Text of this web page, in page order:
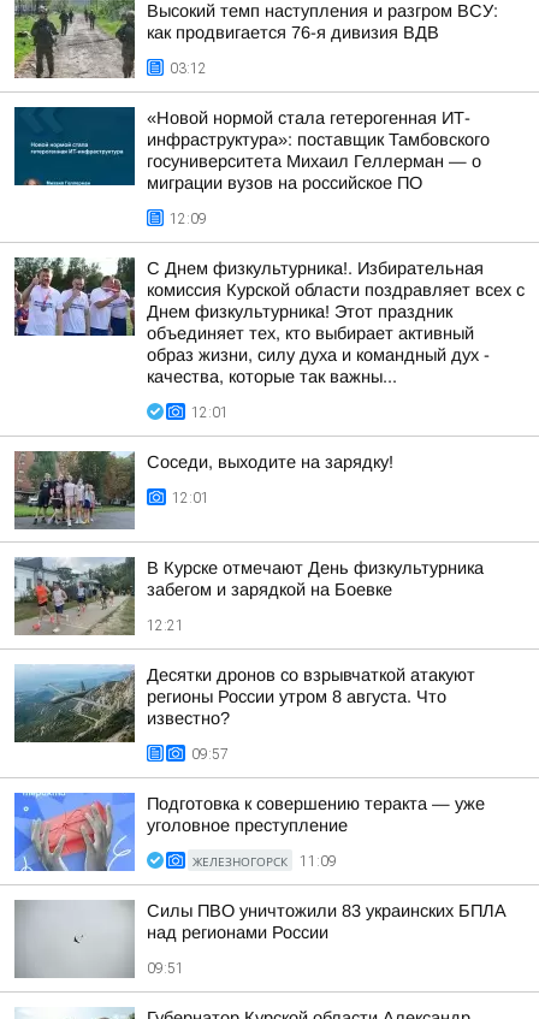
Высокий темп наступления и разгром ВСУ:
как продвигается 76-я дивизия ВДВ
03:12
«Новой нормой стала гетерогенная ИТ-
инфраструктура»: поставщик Тамбовского
госуниверситета Михаил Геллерман — о
миграции вузов на российское ПО
12:09
С Днем физкультурника!. Избирательная
комиссия Курской области поздравляет всех с
Днем физкультурника! Этот праздник
объединяет тех, кто выбирает активный
образ жизни, силу духа и командный дух -
качества, которые так важны...
12:01
Соседи, выходите на зарядку!
12:01
В Курске отмечают День физкультурника
забегом и зарядкой на Боевке
12:21
Десятки дронов со взрывчаткой атакуют
регионы России утром 8 августа. Что
известно?
09:57
Подготовка к совершению теракта — уже
уголовное преступление
ЖЕЛЕЗНОГОРСК 11:09
Силы ПВО уничтожили 83 украинских БПЛА
над регионами России
09:51